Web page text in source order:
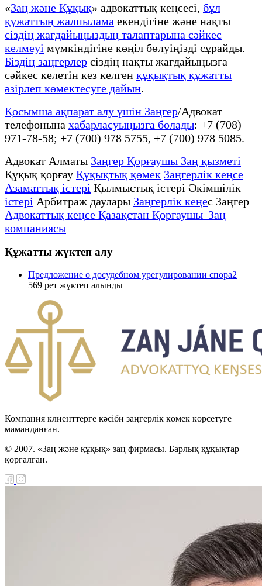
«Заң және Құқық» адвокаттық кеңсесі, бұл
құжаттың жалпылама екендігіне және нақты
сіздің жағдайыңыздың талаптарына сәйкес
келмеуі мүмкіндігіне көңіл бөлуіңізді сұрайды.
Біздің заңгерлер сіздің нақты жағдайыңызға
сәйкес келетін кез келген құқықтық құжатты
әзірлеп көмектесуге дайын.
Қосымша ақпарат алу үшін Заңгер/Адвокат
телефонына хабарласуыңызға болады: +7 (708)
971-78-58; +7 (700) 978 5755, +7 (700) 978 5085.
Адвокат Алматы Заңгер Қорғаушы Заң қызметі
Құқық қорғау Құқықтық қөмек Заңгерлік кеңсе
Азаматтық істері Қылмыстық істері Әкімшілік
істері Арбитраж даулары Заңгерлік кеңес Заңгер
Адвокаттық кеңсе Қазақстан Қорғаушы Заң
компаниясы
Құжатты жүктеп алу
Предложение о досудебном урегулировании спора2
569 рет жүктеп алынды
Компания клиенттерге кәсіби заңгерлік көмек көрсетуге
маманданған.
© 2007. «Заң және құқық» заң фирмасы. Барлық құқықтар
қорғалған.